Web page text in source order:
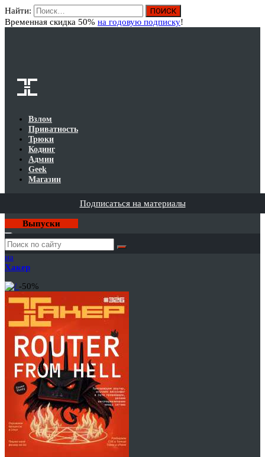
Найти:
Временная скидка 50% на годовую подписку!
Взлом
Приватность
Трюки
Кодинг
Админ
Geek
Магазин
Подписаться на материалы
Выпуски
Годовая
подписка
на
Хакер
-50%